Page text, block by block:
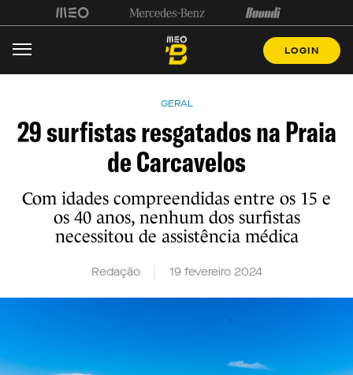
LOGIN
GERAL
29 surfistas resgatados na Praia
de Carcavelos
Com idades compreendidas entre os 15 e
os 40 anos, nenhum dos surfistas
necessitou de assistência médica
Redação 19 fevereiro 2024